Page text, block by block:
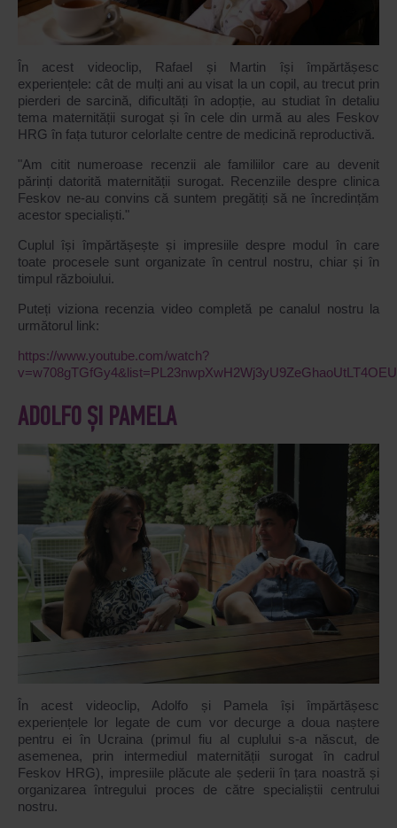
În acest videoclip, Rafael și Martin își împărtășesc
experiențele: cât de mulți ani au visat la un copil, au trecut prin
pierderi de sarcină, dificultăți în adopție, au studiat în detaliu
tema maternității surogat și în cele din urmă au ales Feskov
HRG în fața tuturor celorlalte centre de medicină reproductivă.
"Am citit numeroase recenzii ale familiilor care au devenit
părinți datorită maternității surogat. Recenziile despre clinica
Feskov ne-au convins că suntem pregătiți să ne încredințăm
acestor specialiști."
Cuplul își împărtășește și impresiile despre modul în care
toate procesele sunt organizate în centrul nostru, chiar și în
timpul războiului.
Puteți viziona recenzia video completă pe canalul nostru la
următorul link:
https://www.youtube.com/watch?
ADOLFO ȘI PAMELA
În acest videoclip, Adolfo și Pamela își împărtășesc
experiențele lor legate de cum vor decurge a doua naștere
pentru ei în Ucraina (primul fiu al cuplului s-a născut, de
asemenea, prin intermediul maternității surogat în cadrul
Feskov HRG), impresiile plăcute ale șederii în țara noastră și
organizarea întregului proces de către specialiștii centrului
nostru.